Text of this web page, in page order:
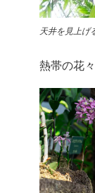
天井を見上げ
熱帯の花